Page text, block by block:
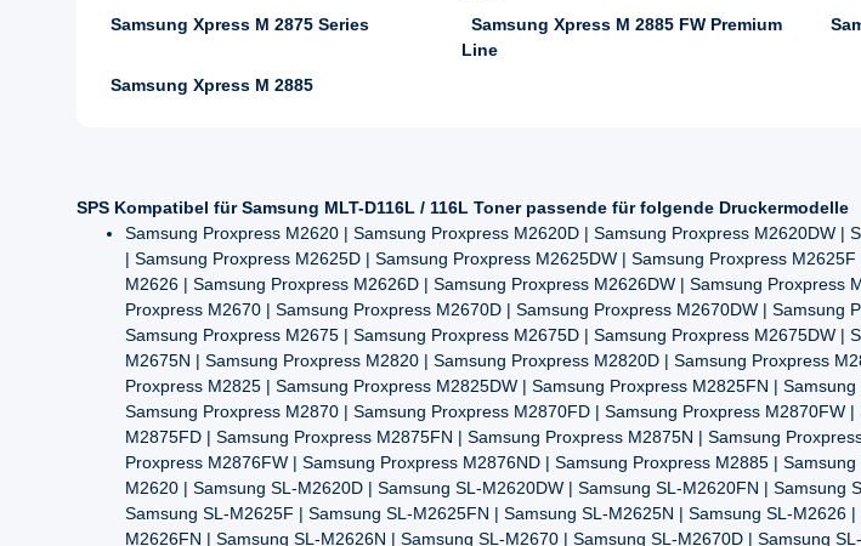
Samsung Xpress M 2875 Series
Samsung Xpress M 2885 FW Premium
Line
Samsung Xpress M 2885
SPS Kompatibel für Samsung MLT-D116L / 116L Toner passende für folgende Druckermodelle
Samsung Proxpress M2620 | Samsung Proxpress M2620D | Samsung Proxpress M2620DW
| Samsung Proxpress M2625D | Samsung Proxpress M2625DW | Samsung Proxpress
M2626 | Samsung Proxpress M2626D | Samsung Proxpress M2626DW | Samsung
Proxpress M2670 | Samsung Proxpress M2670D | Samsung Proxpress M2670DW |
Samsung Proxpress M2675 | Samsung Proxpress M2675D | Samsung Proxpress M2675DW
M2675N | Samsung Proxpress M2820 | Samsung Proxpress M2820D | Samsung Proxpress
Proxpress M2825 | Samsung Proxpress M2825DW | Samsung Proxpress M2825FN |
Samsung Proxpress M2870 | Samsung Proxpress M2870FD | Samsung Proxpress
M2875FD | Samsung Proxpress M2875FN | Samsung Proxpress M2875N | Samsung
Proxpress M2876FW | Samsung Proxpress M2876ND | Samsung Proxpress M2885 |
M2620 | Samsung SL-M2620D | Samsung SL-M2620DW | Samsung SL-M2620FN |
Samsung SL-M2625F | Samsung SL-M2625FN | Samsung SL-M2625N | Samsung SL-
M2626FN | Samsung SL-M2626N | Samsung SL-M2670 | Samsung SL-M2670D | Samsung